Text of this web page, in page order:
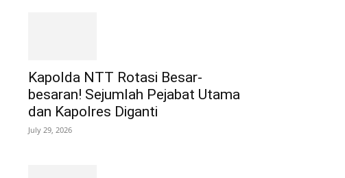
Kapolda NTT Rotasi Besar-
besaran! Sejumlah Pejabat Utama
dan Kapolres Diganti
July 29, 2026